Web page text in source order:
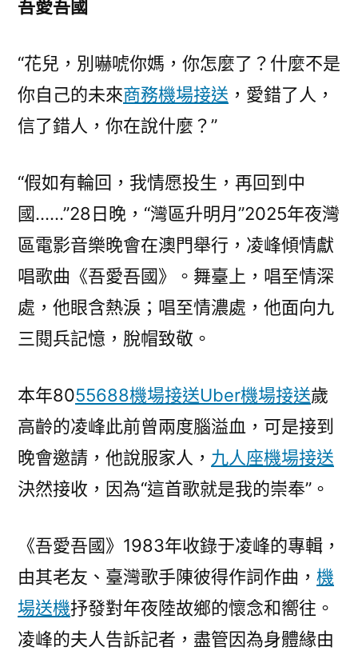
吾愛吾國
“花兒，別嚇唬你媽，你怎麼了？什麼不是
你自己的未來商務機場接送 ，愛錯了人，
信了錯人，你在說什麼？”
“假如有輪回，我情愿投生，再回到中
國……”28日晚，“灣區升明月”2025年夜灣
區電影音樂晚會在澳門舉行，凌峰傾情獻
唱歌曲《吾愛吾國》。舞臺上，唱至情深
處，他眼含熱淚；唱至情濃處，他面向九
三閱兵記憶，脫帽致敬。
本年8055688機場接送Uber機場接送歲
高齡的凌峰此前曾兩度腦溢血，可是接到
晚會邀請，他說服家人， 九人座機場接送
決然接收，因為“這首歌就是我的崇奉”。
《吾愛吾國》1983年收錄于凌峰的專輯，
由其老友、臺灣歌手陳彼得作詞作曲， 機
場送機抒發對年夜陸故鄉的懷念和嚮往。
凌峰的夫人告訴記者，盡管因為身體緣由